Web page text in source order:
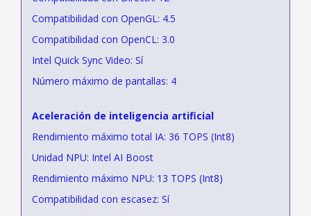
Compatibilidad con OpenGL: 4.5
Compatibilidad con OpenCL: 3.0
Intel Quick Sync Video: Sí
Número máximo de pantallas: 4
Aceleración de inteligencia artificial
Rendimiento máximo total IA: 36 TOPS (Int8)
Unidad NPU: Intel AI Boost
Rendimiento máximo NPU: 13 TOPS (Int8)
Compatibilidad con escasez: Sí